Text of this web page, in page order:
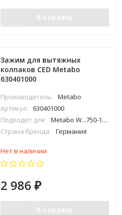
В корзину
Зажим для вытяжных
колпаков CED Metabo
630401000
Производитель:
Metabo
Артикул:
630401000
Подходит для:
Metabo W...750-125; W...850-125; W...8-125; W...9-125; W...10-125; W...11..-125; W...12-125; W...13-125; W...14..-125; W...15-125; W...17-125; W 18 LTX 125; WB 18 LTX BL 125; WP 18 LTX 125; WPB 18 LTX BL 125 (с датой выпуска после 2008 г.)
Страна бренда:
Германия
Нет в наличии
2 986₽
В корзину